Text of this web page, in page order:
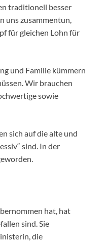
traditionell besser
uns zusammentun,
für gleichen Lohn für
und Familie kümmern
Wir brauchen
sowie
sich auf die alte und
sind. In der
hat, hat
sind. Sie
die